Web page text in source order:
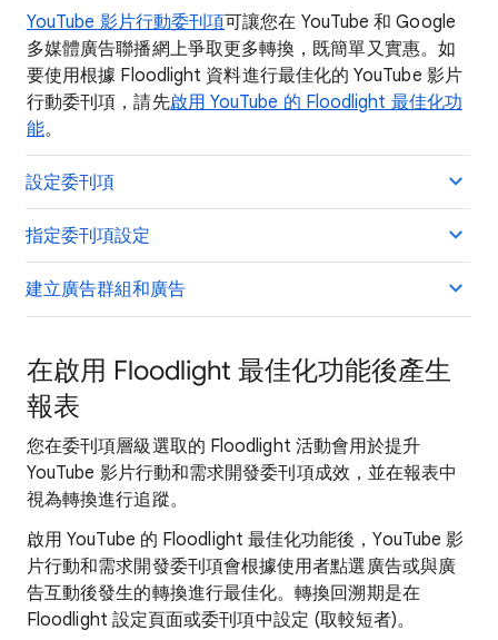
YouTube 影片行動委刊項可讓您在 YouTube 和 Google
多媒體廣告聯播網上爭取更多轉換，既簡單又實惠。如
要使用根據 Floodlight 資料進行最佳化的 YouTube 影片
行動委刊項，請先啟用 YouTube 的 Floodlight 最佳化功
能。
設定委刊項
指定委刊項設定
建立廣告群組和廣告
在啟用 Floodlight 最佳化功能後產生
報表
您在委刊項層級選取的 Floodlight 活動會用於提升
YouTube 影片行動和需求開發委刊項成效，並在報表中
視為轉換進行追蹤。
啟用 YouTube 的 Floodlight 最佳化功能後，YouTube 影
片行動和需求開發委刊項會根據使用者點選廣告或與廣
告互動後發生的轉換進行最佳化。轉換回溯期是在
Floodlight 設定頁面或委刊項中設定 (取較短者)。